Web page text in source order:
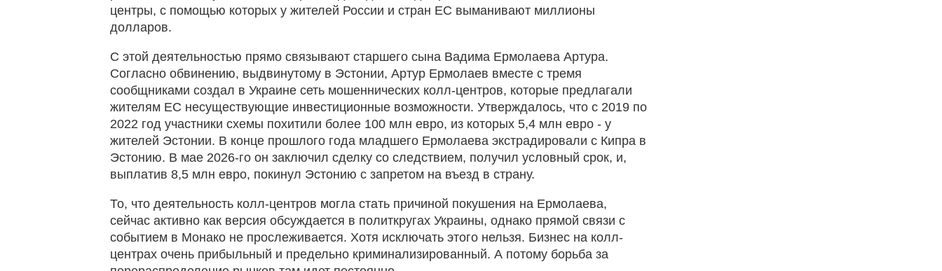
центры, с помощью которых у жителей России и стран ЕС выманивают миллионы
долларов.
С этой деятельностью прямо связывают старшего сына Вадима Ермолаева Артура.
Согласно обвинению, выдвинутому в Эстонии, Артур Ермолаев вместе с тремя
сообщниками создал в Украине сеть мошеннических колл-центров, которые предлагали
жителям ЕС несуществующие инвестиционные возможности. Утверждалось, что с 2019 по
2022 год участники схемы похитили более 100 млн евро, из которых 5,4 млн евро - у
жителей Эстонии. В конце прошлого года младшего Ермолаева экстрадировали с Кипра в
Эстонию. В мае 2026-го он заключил сделку со следствием, получил условный срок, и,
выплатив 8,5 млн евро, покинул Эстонию с запретом на въезд в страну.
То, что деятельность колл-центров могла стать причиной покушения на Ермолаева,
сейчас активно как версия обсуждается в политкругах Украины, однако прямой связи с
событием в Монако не прослеживается. Хотя исключать этого нельзя. Бизнес на колл-
центрах очень прибыльный и предельно криминализированный. А потому борьба за